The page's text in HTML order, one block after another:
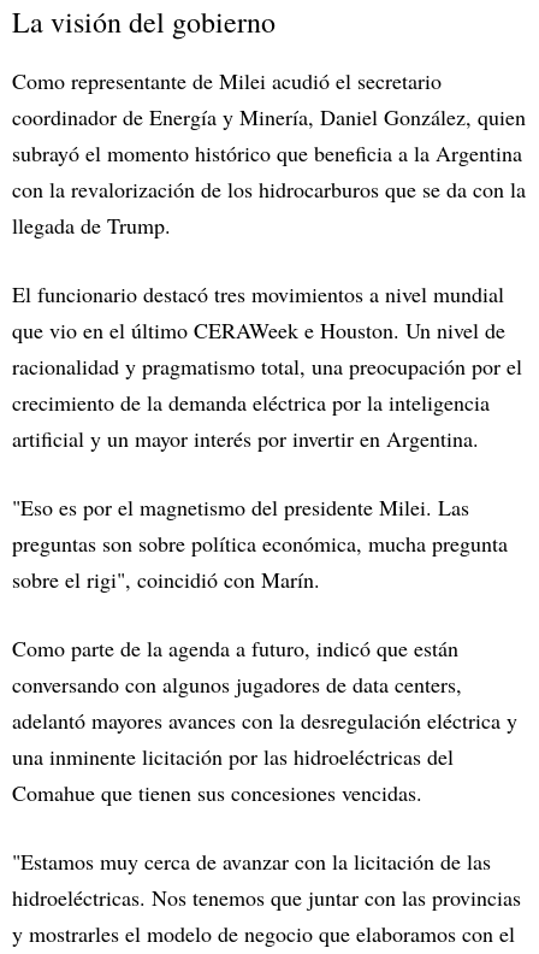
La visión del gobierno
Como representante de Milei acudió el secretario
coordinador de Energía y Minería, Daniel González, quien
subrayó el momento histórico que beneficia a la Argentina
con la revalorización de los hidrocarburos que se da con la
llegada de Trump.
El funcionario destacó tres movimientos a nivel mundial
que vio en el último CERAWeek e Houston. Un nivel de
racionalidad y pragmatismo total, una preocupación por el
crecimiento de la demanda eléctrica por la inteligencia
artificial y un mayor interés por invertir en Argentina.
"Eso es por el magnetismo del presidente Milei. Las
preguntas son sobre política económica, mucha pregunta
sobre el rigi", coincidió con Marín.
Como parte de la agenda a futuro, indicó que están
conversando con algunos jugadores de data centers,
adelantó mayores avances con la desregulación eléctrica y
una inminente licitación por las hidroeléctricas del
Comahue que tienen sus concesiones vencidas.
"Estamos muy cerca de avanzar con la licitación de las
hidroeléctricas. Nos tenemos que juntar con las provincias
y mostrarles el modelo de negocio que elaboramos con el